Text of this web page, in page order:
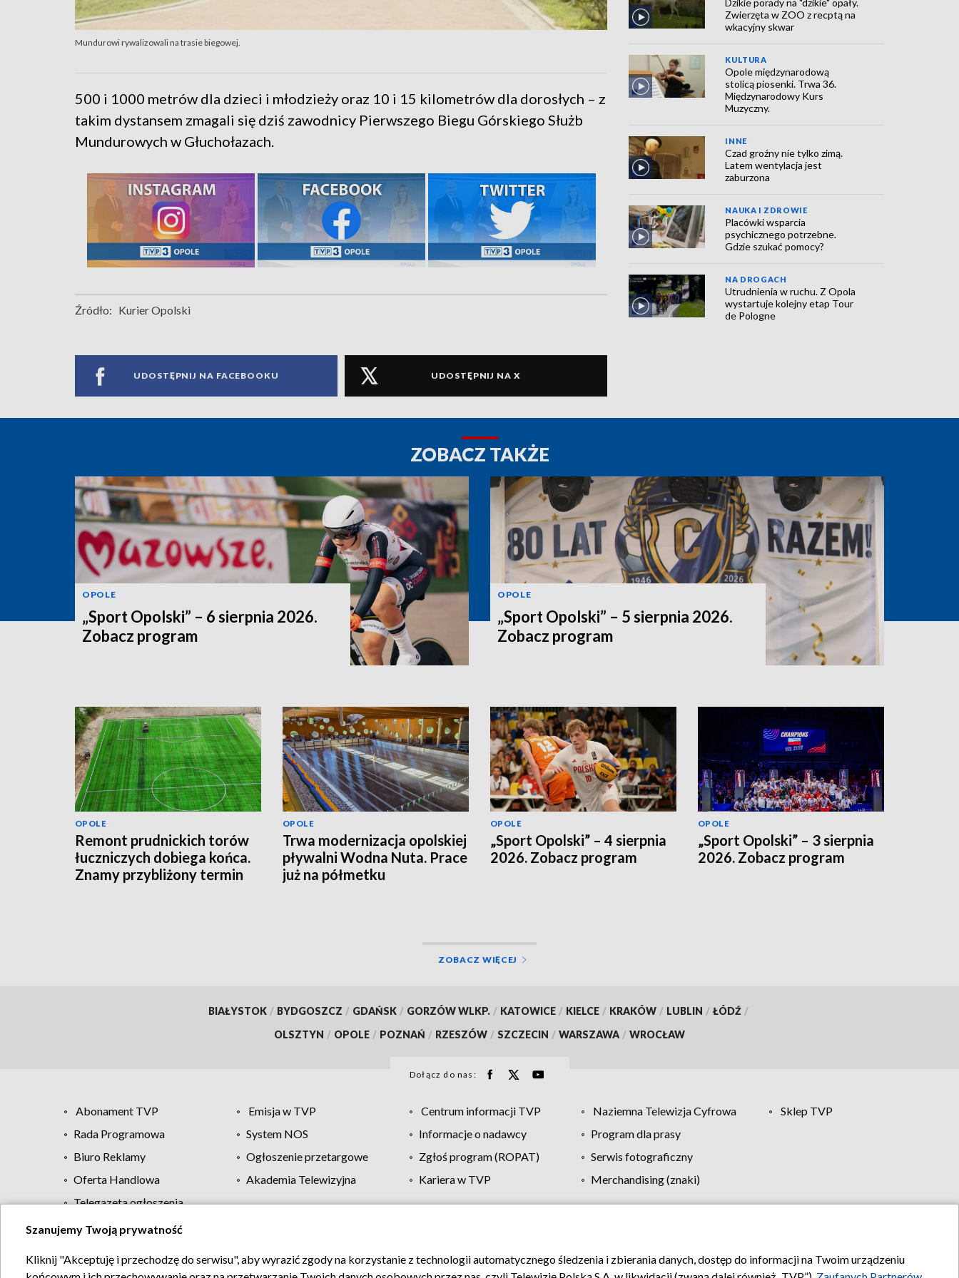
Mundurowi rywalizowali na trasie biegowej.
500 i 1000 metrów dla dzieci i młodzieży oraz 10 i 15 kilometrów dla dorosłych – z
takim dystansem zmagali się dziś zawodnicy Pierwszego Biegu Górskiego Służb
Mundurowych w Głuchołazach.
Źródło: Kurier Opolski
UDOSTĘPNIJ NA FACEBOOKU UDOSTĘPNIJ NA X
Zwierzęta w ZOO z recptą na
wkacyjny skwar
KULTURA
Opole międzynarodową
stolicą piosenki. Trwa 36.
Międzynarodowy Kurs
Muzyczny.
INNE
Czad groźny nie tylko zimą.
Latem wentylacja jest
zaburzona
NAUKA I ZDROWIE
Placówki wsparcia
psychicznego potrzebne.
Gdzie szukać pomocy?
NA DROGACH
Utrudnienia w ruchu. Z Opola
wystartuje kolejny etap Tour
de Pologne
ZOBACZ TAKŻE
OPOLE
„Sport Opolski” – 6 sierpnia 2026.
Zobacz program
OPOLE
„Sport Opolski” – 5 sierpnia 2026.
Zobacz program
OPOLE
Remont prudnickich torów
łuczniczych dobiega końca.
Znamy przybliżony termin
OPOLE
Trwa modernizacja opolskiej
pływalni Wodna Nuta. Prace
już na półmetku
OPOLE
„Sport Opolski” – 4 sierpnia
2026. Zobacz program
OPOLE
„Sport Opolski” – 3 sierpnia
2026. Zobacz program
ZOBACZ WIĘCEJ
BIAŁYSTOK / BYDGOSZCZ / GDAŃSK / GORZÓW WLKP. / KATOWICE / KIELCE / KRAKÓW / LUBLIN / ŁÓDŹ /
OLSZTYN / OPOLE / POZNAŃ / RZESZÓW / SZCZECIN / WARSZAWA / WROCŁAW
Dołącz do nas:
Abonament TVP Emisja w TVP Centrum informacji TVP Naziemna Telewizja Cyfrowa
Sklep TVP
Rada Programowa
System NOS Informacje o nadawcy
Program dla prasy
Biuro Reklamy
Ogłoszenie przetargowe Zgłoś program (ROPAT)
Serwis fotograficzny
Oferta Handlowa
Akademia Telewizyjna Kariera w TVP
Merchandising (znaki)
Telegazeta ogłoszenia
Regulamin TVP Polityka prywatności Moje zgody Pomoc Biuro reklamy Kontakt
Szanujemy Twoją prywatność
Kliknij "Akceptuję i przechodzę do serwisu", aby wyrazić zgody na korzystanie z technologii automatycznego śledzenia i zbierania danych, dostęp do informacji na Twoim urządzeniu